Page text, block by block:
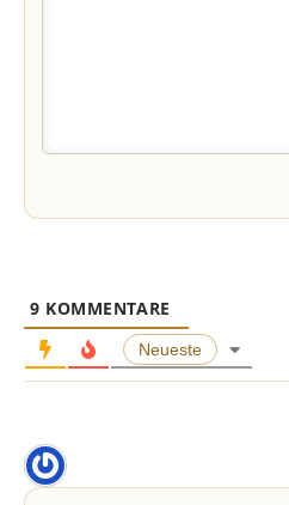
9 KOMMENTARE
Neueste